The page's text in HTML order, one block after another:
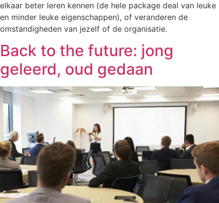
elkaar beter leren kennen (de hele package deal van leuke
en minder leuke eigenschappen), of veranderen de
omstandigheden van jezelf of de organisatie.
Back to the future: jong
geleerd, oud gedaan